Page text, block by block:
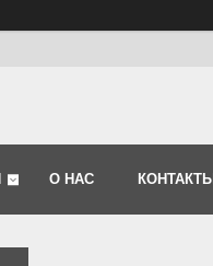
О НАС КОНТАКТЫ